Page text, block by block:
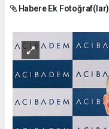
Habere Ek Fotoğraf(lar)